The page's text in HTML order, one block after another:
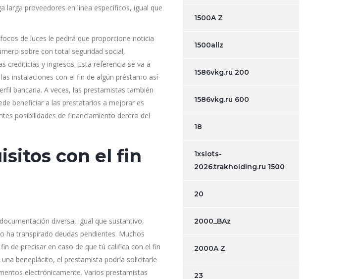
larga proveedores en línea específicos, igual que
de luces le pedirá que proporcione noticia
sobre con total seguridad social,
crediticias y ingresos. Esta referencia se va a
instalaciones con el fin de algún préstamo así­
bancaria. A veces, las prestamistas también
beneficiar a las prestatarios a mejorar es
posibilidades de financiamiento dentro del
con el fin
diversa, igual que sustantivo,
ha transpirado deudas pendientes. Muchos
de precisar en caso de que tú califica con el fin
beneplácito, el prestamista podría solicitarle
electrónicamente. Varios prestamistas
1500A Z
1500allz
1586vkg.ru 200
1586vkg.ru 600
18
1xslots-
2026.trakholding.ru 1500
20
2000_BAz
2000A Z
23